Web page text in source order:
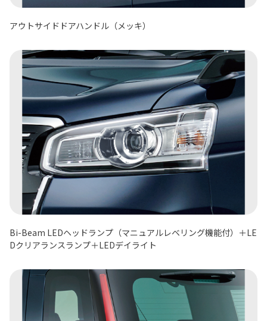
アウトサイドドアハンドル（メッキ）
Bi-Beam LEDヘッドランプ（マニュアルレベリング機能付）＋LE
Dクリアランスランプ＋LEDデイライト